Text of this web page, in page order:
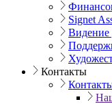
Signet
Видение
Контакты